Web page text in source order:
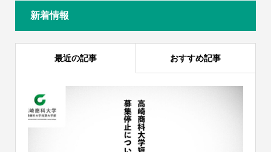
新着情報
最近の記事 おすすめ記事